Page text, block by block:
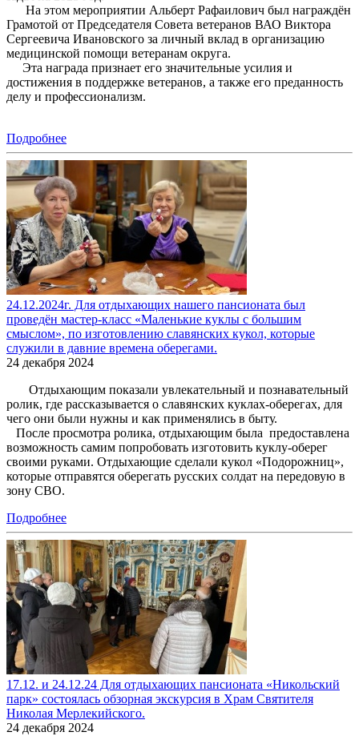
На этом мероприятии Альберт Рафаилович был награждён
Грамотой от Председателя Совета ветеранов ВАО Виктора
Сергеевича Ивановского за личный вклад в организацию
медицинской помощи ветеранам округа.
Эта награда признает его значительные усилия и
достижения в поддержке ветеранов, а также его преданность
делу и профессионализм.
Подробнее
24.12.2024г. Для отдыхающих нашего пансионата был
проведён мастер-класс «Маленькие куклы с большим
смыслом», по изготовлению славянских кукол, которые
служили в давние времена оберегами.
24 декабря 2024
Отдыхающим показали увлекательный и познавательный
ролик, где рассказывается о славянских куклах-оберегах, для
чего они были нужны и как применялись в быту.
После просмотра ролика, отдыхающим была предоставлена
возможность самим попробовать изготовить куклу-оберег
своими руками. Отдыхающие сделали кукол «Подорожниц»,
которые отправятся оберегать русских солдат на передовую в
зону СВО.
Подробнее
17.12. и 24.12.24 Для отдыхающих пансионата «Никольский
парк» состоялась обзорная экскурсия в Храм Святителя
Николая Мерлекийского.
24 декабря 2024